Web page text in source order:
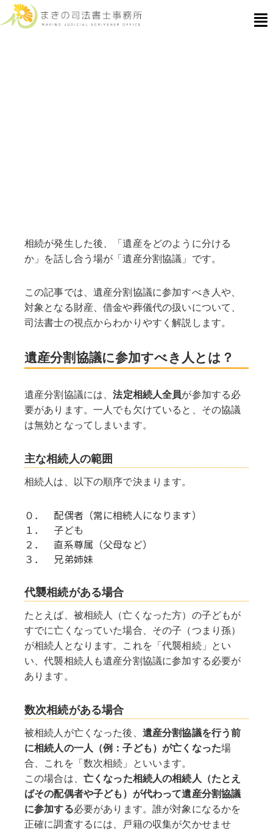
相続が発生した後、「遺産をどのように分ける
か」を話し合う場が「遺産分割協議」です。
この記事では、遺産分割協議に参加すべき人や、
対象となる財産、借金や葬儀代の扱いについて、
司法書士の視点からわかりやすく解説します。
遺産分割協議に参加すべき人とは？
遺産分割協議には、法定相続人全員が参加する必
要があります。一人でも欠けていると、その協議
は無効となってしまいます。
主な相続人の範囲
相続人は、以下の順序で決まります。
０．　配偶者（常に相続人になります）
１．　子ども
２．　直系尊属（父母など）
３．　兄弟姉妹
代襲相続がある場合
たとえば、被相続人（亡くなった方）の子どもが
すでに亡くなっていた場合、その子（つまり孫）
が相続人となります。これを「代襲相続」とい
い、代襲相続人も遺産分割協議に参加する必要が
あります。
数次相続がある場合
被相続人が亡くなった後、 遺産分割協議を行う前
に相続人の一人（例：子ども）が亡くなった場
合、これを「数次相続」といいます。
この場合は、 亡くなった相続人の相続人（たとえ
ばその配偶者や子ども）が代わって遺産分割協議
に参加する必要があります。誰が対象になるかを
正確に調査するには、戸籍の収集が欠かせませ